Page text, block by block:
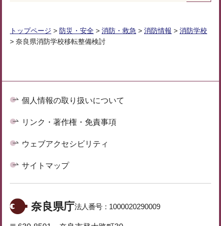
トップページ > 防災・安全 > 消防・救急 > 消防情報 > 消防学校
> 奈良県消防学校移転整備検討
個人情報の取り扱いについて
リンク・著作権・免責事項
ウェブアクセシビリティ
サイトマップ
奈良県庁法人番号： 1000020290009